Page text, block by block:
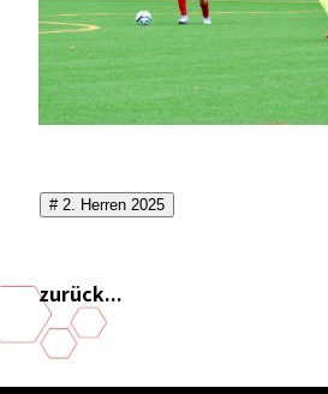
# 2. Herren 2025
zurück...